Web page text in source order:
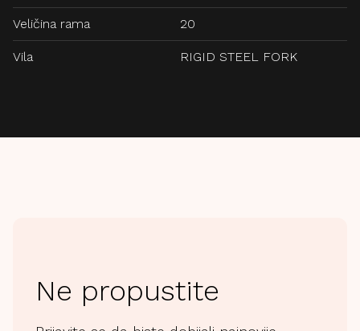
Veličina rama 20
Vila RIGID STEEL FORK
Ne propustite